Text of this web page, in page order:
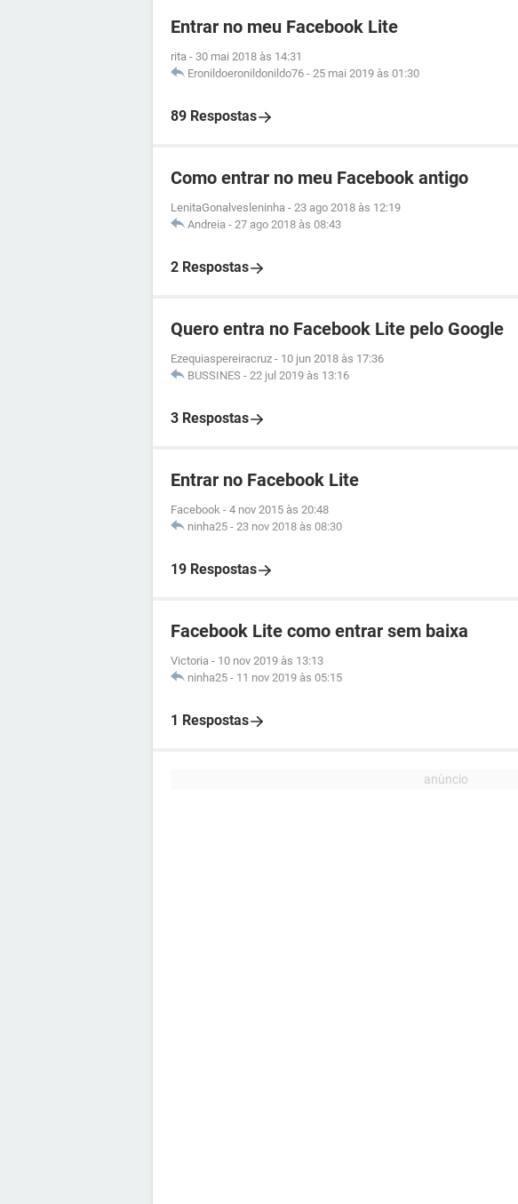
Entrar no meu Facebook Lite
rita - 30 mai 2018 às 14:31
Eronildoeronildonildo76 - 25 mai 2019 às 01:30
89 Respostas
Como entrar no meu Facebook antigo
LenitaGonalvesleninha - 23 ago 2018 às 12:19
Andreia - 27 ago 2018 às 08:43
2 Respostas
Quero entra no Facebook Lite pelo Google
Ezequiaspereiracruz - 10 jun 2018 às 17:36
BUSSINES - 22 jul 2019 às 13:16
3 Respostas
Entrar no Facebook Lite
Facebook - 4 nov 2015 às 20:48
ninha25 - 23 nov 2018 às 08:30
19 Respostas
Facebook Lite como entrar sem baixa
Victoria - 10 nov 2019 às 13:13
ninha25 - 11 nov 2019 às 05:15
1 Respostas